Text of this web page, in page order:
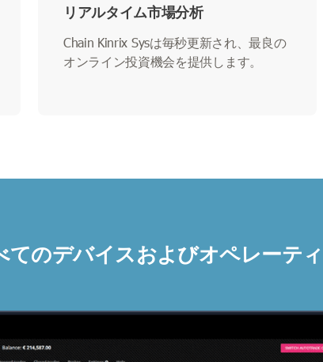
リアルタイム市場分析
Chain Kinrix Sysは毎秒更新され、最良の
オンライン投資機会を提供します。
のデバイスおよびオペレーテ